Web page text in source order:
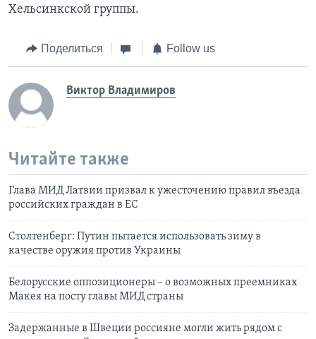
Хельсинкской группы.
Поделиться Follow us
Виктор Владимиров
Читайте также
Глава МИД Латвии призвал к ужесточению правил въезда
российских граждан в ЕС
Столтенберг: Путин пытается использовать зиму в
качестве оружия против Украины
Белорусские оппозиционеры – о возможных преемниках
Макея на посту главы МИД страны
Задержанные в Швеции россияне могли жить рядом с